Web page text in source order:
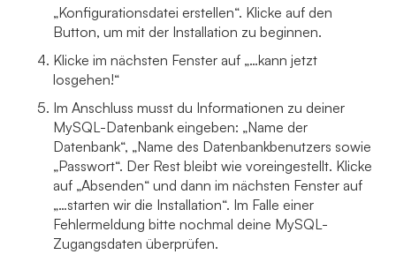
„Konfigurationsdatei erstellen“. Klicke auf den
Button, um mit der Installation zu beginnen.
Klicke im nächsten Fenster auf „…kann jetzt
losgehen!“
Im Anschluss musst du Informationen zu deiner
MySQL-Datenbank eingeben: „Name der
Datenbank“, „Name des Datenbankbenutzers sowie
„Passwort“. Der Rest bleibt wie voreingestellt. Klicke
auf „Absenden“ und dann im nächsten Fenster auf
„…starten wir die Installation“. Im Falle einer
Fehlermeldung bitte nochmal deine MySQL-
Zugangsdaten überprüfen.